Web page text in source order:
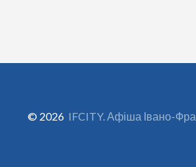
© 2026 IFCITY. Афіша Івано-